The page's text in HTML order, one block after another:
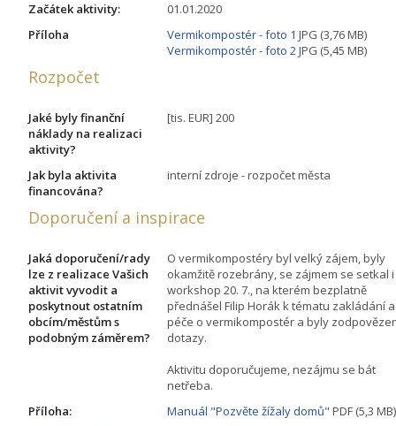
Začátek aktivity:
01.01.2020
Příloha
Vermikompostér - foto 1 JPG (3,76 MB)
Vermikompostér - foto 2JPG (5,45 MB)
Rozpočet
Jaké byly finanční
náklady na realizaci
aktivity?
[tis. EUR] 200
Jak byla aktivita
financována?
interní zdroje - rozpočet města
Doporučení a inspirace
Jaká doporučení/rady
lze z realizace Vašich
aktivit vyvodit a
poskytnout ostatním
obcím/městům s
podobným záměrem?
O vermikompostéry byl velký zájem, byly
okamžitě rozebrány, se zájmem se setkal i
workshop 20. 7., na kterém bezplatně
přednášel Filip Horák k tématu zakládání a
péče o vermikompostér a byly
dotazy.
Aktivitu doporučujeme, nezájmu se bát
netřeba.
Příloha:
Manuál "Pozvěte žížaly domů" PDF (5,3 MB)